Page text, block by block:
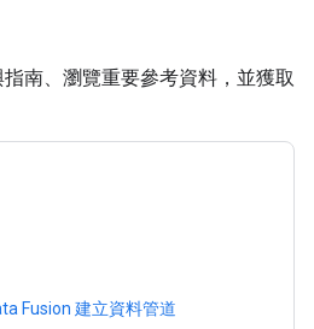
南、瀏覽重要參考資料，並獲取
Fusion 建立資料管道